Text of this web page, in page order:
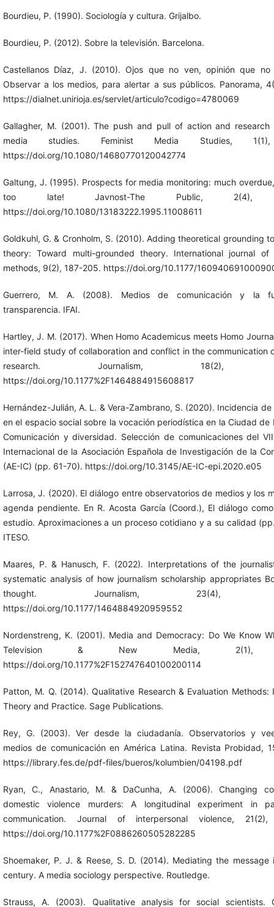
Bourdieu, P. (1990). Sociología y cultura. Grijalbo.
Bourdieu, P. (2012). Sobre la televisión. Barcelona.
Castellanos Díaz, J. (2010). Ojos que no ven, opinión que no
Observar a los medios, para alertar a sus públicos. Panorama,
https://dialnet.unirioja.es/servlet/articulo?codigo=4780069
Gallagher, M. (2001). The push and pull of action and research
media studies. Feminist Media Studies,
https://doi.org/10.1080/14680770120042774
Galtung, J. (1995). Prospects for media monitoring: much
too late! Javnost-The Public, 2(4),
https://doi.org/10.1080/13183222.1995.11008611
Goldkuhl, G. & Cronholm, S. (2010). Adding theoretical grounding
theory: Toward multi-grounded theory. International journal of
methods, 9(2), 187-205. https://doi.org/10.1177/
Guerrero, M. A. (2008). Medios de comunicación y la
transparencia. IFAI.
Hartley, J. M. (2017). When Homo Academicus meets Homo
inter-field study of collaboration and conflict in the communication
research. Journalism, 18(2),
https://doi.org/10.1177%2F1464884915608817
Hernández-Julián, A. L. & Vera-Zambrano, S. (2020). Incidencia de
en el espacio social sobre la vocación periodística en la Ciudad de
Comunicación y diversidad. Selección de comunicaciones del
Internacional de la Asociación Española de Investigación de la
(AE-IC) (pp. 61-70). https://doi.org/10.3145/AE-IC-epi.2020.e05
Larrosa, J. (2020). El diálogo entre observatorios de medios y los
agenda pendiente. En R. Acosta García (Coord.), El diálogo
estudio. Aproximaciones a un proceso cotidiano y a su calidad
ITESO.
Maares, P. & Hanusch, F. (2022). Interpretations of the
systematic analysis of how journalism scholarship appropriates
thought. Journalism, 23(4),
https://doi.org/10.1177/1464884920959552
Nordenstreng, K. (2001). Media and Democracy: Do We Know
Television & New Media, 2(1),
https://doi.org/10.1177%2F152747640100200114
Patton, M. Q. (2014). Qualitative Research & Evaluation Methods:
Theory and Practice. Sage Publications.
Rey, G. (2003). Ver desde la ciudadanía. Observatorios y
medios de comunicación en América Latina. Revista Probidad,
https://library.fes.de/pdf-files/bueros/kolumbien/04198.pdf
Ryan, C., Anastario, M. & DaCunha, A. (2006). Changing
domestic violence murders: A longitudinal experiment in
communication. Journal of interpersonal violence, 21(2),
https://doi.org/10.1177%2F0886260505282285
Shoemaker, P. J. & Reese, S. D. (2014). Mediating the message
century. A media sociology perspective. Routledge.
Strauss, A. (2003). Qualitative analysis for social scientists.